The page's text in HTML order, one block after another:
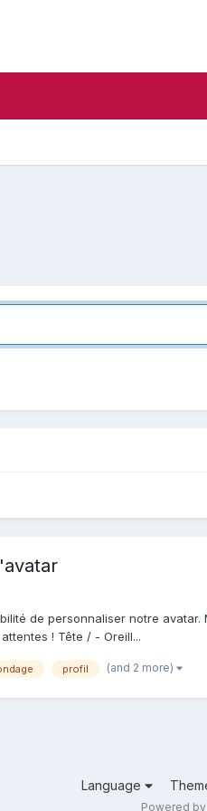
de personnaliser notre
! Tête / - Oreill...
profil (and 2 more)
Language
Powered